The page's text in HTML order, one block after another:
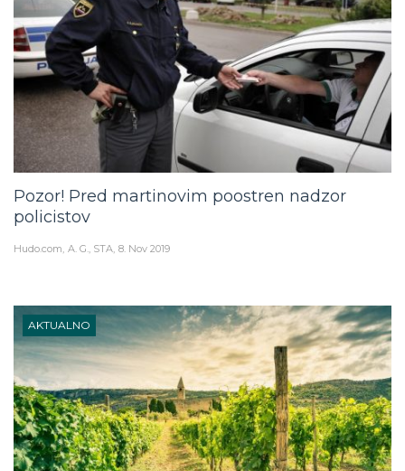
Pozor! Pred martinovim poostren nadzor
policistov
Hudo.com A. G., STA 8. Nov 2019
AKTUALNO